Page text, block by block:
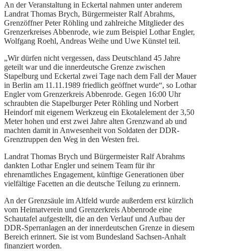
An der Veranstaltung in Eckertal nahmen unter anderem
Landrat Thomas Brych, Bürgermeister Ralf Abrahms,
Grenzöffner Peter Röhling und zahlreiche Mitglieder des
Grenzerkreises Abbenrode, wie zum Beispiel Lothar Engler,
Wolfgang Roehl, Andreas Weihe und Uwe Künstel teil.
„Wir dürfen nicht vergessen, dass Deutschland 45 Jahre
geteilt war und die innerdeutsche Grenze zwischen
Stapelburg und Eckertal zwei Tage nach dem Fall der Mauer
in Berlin am 11.11.1989 friedlich geöffnet wurde“, so Lothar
Engler vom Grenzerkreis Abbenrode. Gegen 16:00 Uhr
schraubten die Stapelburger Peter Röhling und Norbert
Heindorf mit eigenem Werkzeug ein Ekotalelement der 3,50
Meter hohen und erst zwei Jahre alten Grenzwand ab und
machten damit in Anwesenheit von Soldaten der DDR-
Grenztruppen den Weg in den Westen frei.
Landrat Thomas Brych und Bürgermeister Ralf Abrahms
dankten Lothar Engler und seinem Team für ihr
ehrenamtliches Engagement, künftige Generationen über
vielfältige Facetten an die deutsche Teilung zu erinnern.
An der Grenzsäule im Altfeld wurde außerdem erst kürzlich
vom Heimatverein und Grenzerkreis Abbenrode eine
Schautafel aufgestellt, die an den Verlauf und Aufbau der
DDR-Sperranlagen an der innerdeutschen Grenze in diesem
Bereich erinnert. Sie ist vom Bundesland Sachsen-Anhalt
finanziert worden.